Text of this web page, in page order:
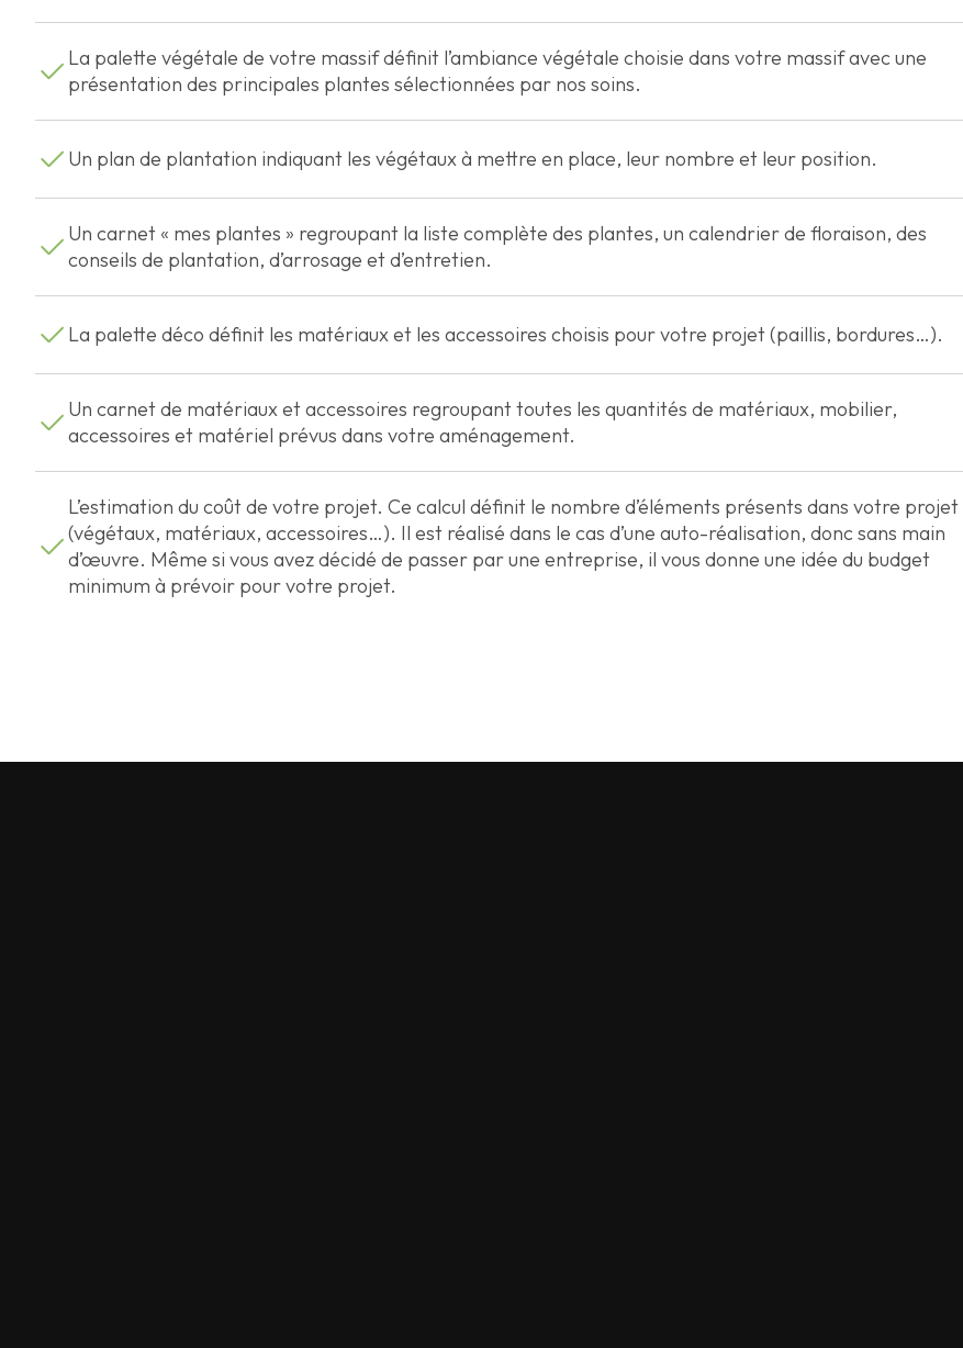
La palette végétale de votre massif définit l’ambiance végétale choisie dans votre massif avec une
présentation des principales plantes sélectionnées par nos soins.
Un plan de plantation indiquant les végétaux à mettre en place, leur nombre et leur position.
Un carnet « mes plantes » regroupant la liste complète des plantes, un calendrier de floraison, des
conseils de plantation, d’arrosage et d’entretien.
La palette déco définit les matériaux et les accessoires choisis pour votre projet (paillis, bordures…).
Un carnet de matériaux et accessoires regroupant toutes les quantités de matériaux, mobilier,
accessoires et matériel prévus dans votre aménagement.
L’estimation du coût de votre projet. Ce calcul définit le nombre d’éléments présents dans votre projet
(végétaux, matériaux, accessoires…). Il est réalisé dans le cas d’une auto-réalisation, donc sans main
d’œuvre. Même si vous avez décidé de passer par une entreprise, il vous donne une idée du budget
minimum à prévoir pour votre projet.